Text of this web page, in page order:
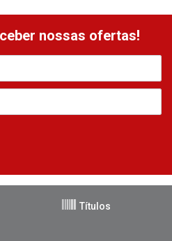
nossas ofertas!
Títulos